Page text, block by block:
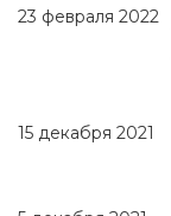
23 февраля 2022
15 декабря 2021